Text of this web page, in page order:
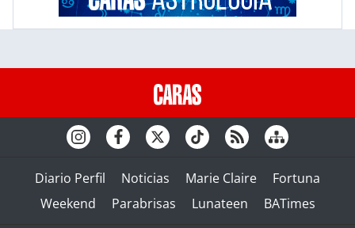
Diario Perfil Noticias Marie Claire
Fortuna
Weekend
Parabrisas Lunateen BATimes